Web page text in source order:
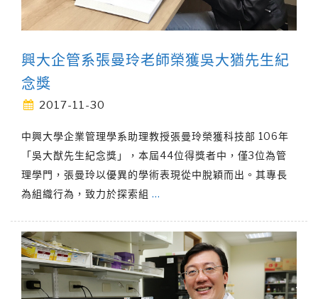
興大企管系張曼玲老師榮獲吳大猶先生紀
念獎
2017-11-30
中興大學企業管理學系助理教授張曼玲榮獲科技部 106年
「吳大猷先生紀念獎」，本屆44位得獎者中，僅3位為管
理學門，張曼玲以優異的學術表現從中脫穎而出。其專長
為組織行為，致力於探索組 …